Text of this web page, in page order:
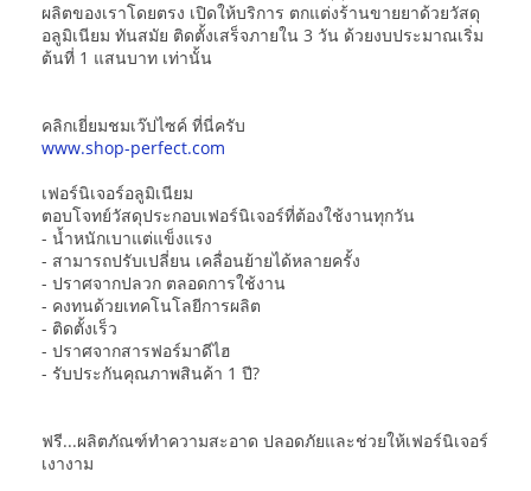
ผลิตของเราโดยตรง เปิดให้บริการ ตกแต่งร้านขายยาด้วยวัสดุ
อลูมิเนียม ทันสมัย ติดตั้งเสร็จภายใน 3 วัน ด้วยงบประมาณเริ่ม
ต้นที่ 1 แสนบาท เท่านั้น
คลิกเยี่ยมชมเว๊ปไซค์ ที่นี่ครับ
www.shop-perfect.com
เฟอร์นิเจอร์อลูมิเนียม
ตอบโจทย์วัสดุประกอบเฟอร์นิเจอร์ที่ต้องใช้งานทุกวัน
- น้ำหนักเบาแต่แข็งแรง
- สามารถปรับเปลี่ยน เคลื่อนย้ายได้หลายครั้ง
- ปราศจากปลวก ตลอดการใช้งาน
- คงทนด้วยเทคโนโลยีการผลิต
- ติดตั้งเร็ว
- ปราศจากสารฟอร์มาดีไฮ
- รับประกันคุณภาพสินค้า 1 ปี?
ฟรี...ผลิตภัณฑ์ทำความสะอาด ปลอดภัยและช่วยให้เฟอร์นิเจอร์
เงางาม